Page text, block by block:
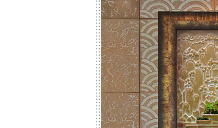
토와월과 같은 패턴타일 위주로 디자
인해도 친환경과 기능성 자재의 성능
차이는 없습니다.
☆거실아트월,쇼파월,중문,콘솔☆
고객님의 벽체 사이즈를 예를들어 가
로 3m라면 바로 위 검색코너에서 가로
3000을'클릭'해서 원하는 크기의 상품
들을 보시고 찾으시는 가격과 디자인
을 메모하시고 고객센타로 전화상담
하시기 바랍니다.
전문 상담원이 제대로 된 친환경 인테
리어자재로 값싼 인테리어가 되는 노
하우를 제시해 드립니다.